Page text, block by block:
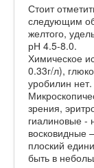
Стоит
следующим
желтого,
рН 4.5-8.0.
Химическое
0.33г/л),
уробилин нет.
зрения,
гиалиновые -
восковидные
плоский
быть в